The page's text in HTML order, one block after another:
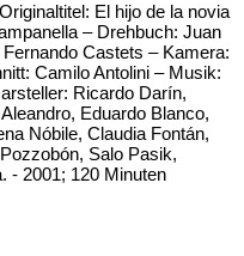
El hijo de la novia
– Drehbuch: Juan
Castets – Kamera:
Camilo Antolini – Musik:
Ricardo Darín,
Eduardo Blanco,
Nóbile, Claudia Fontán,
Salo Pasik,
- 2001; 120 Minuten